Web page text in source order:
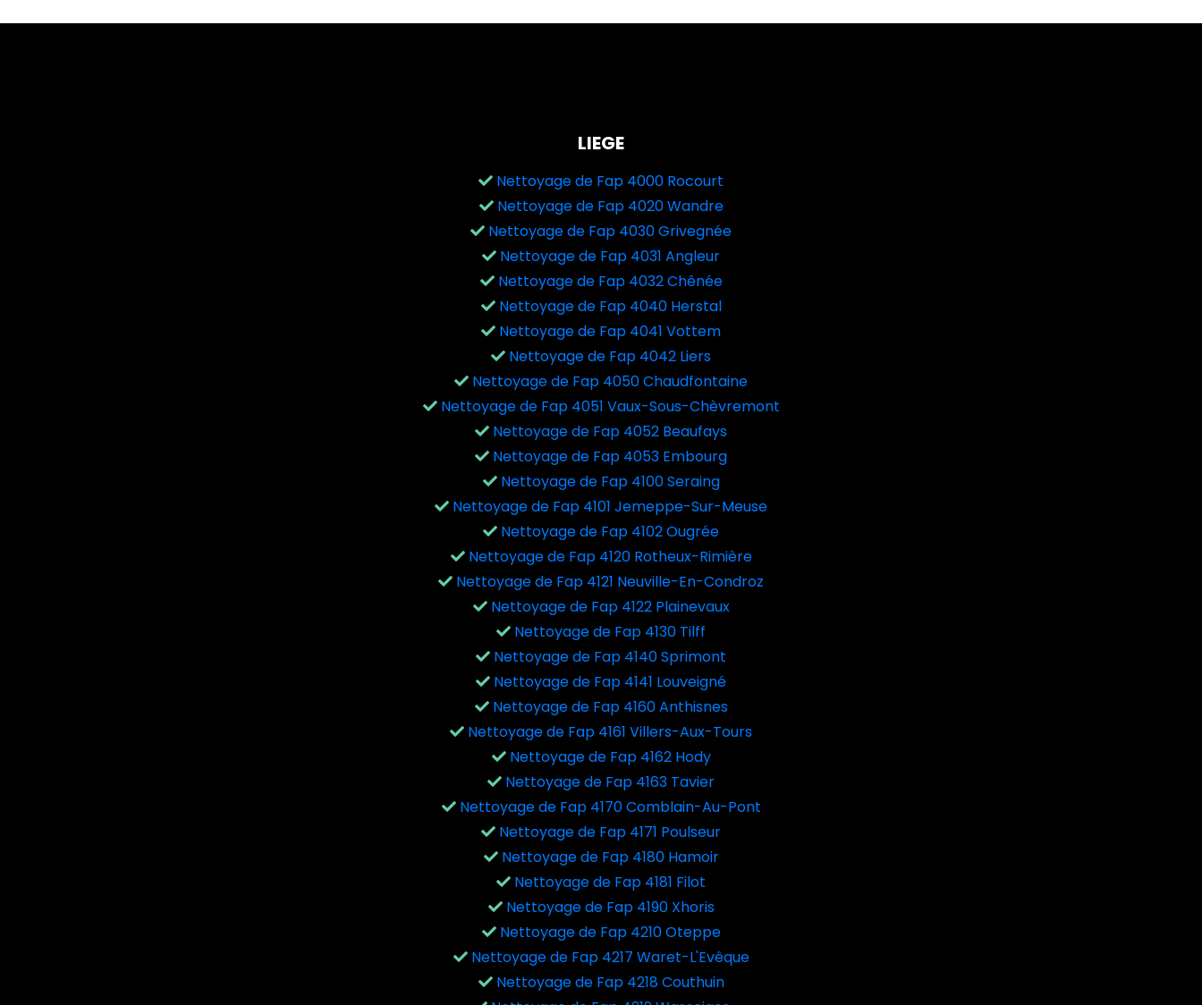
LIEGE
Nettoyage de Fap 4000 Rocourt
Nettoyage de Fap 4020 Wandre
Nettoyage de Fap 4030 Grivegnée
Nettoyage de Fap 4031 Angleur
Nettoyage de Fap 4032 Chênée
Nettoyage de Fap 4040 Herstal
Nettoyage de Fap 4041 Vottem
Nettoyage de Fap 4042 Liers
Nettoyage de Fap 4050 Chaudfontaine
Nettoyage de Fap 4051 Vaux-Sous-Chèvremont
Nettoyage de Fap 4052 Beaufays
Nettoyage de Fap 4053 Embourg
Nettoyage de Fap 4100 Seraing
Nettoyage de Fap 4101 Jemeppe-Sur-Meuse
Nettoyage de Fap 4102 Ougrée
Nettoyage de Fap 4120 Rotheux-Rimière
Nettoyage de Fap 4121 Neuville-En-Condroz
Nettoyage de Fap 4122 Plainevaux
Nettoyage de Fap 4130 Tilff
Nettoyage de Fap 4140 Sprimont
Nettoyage de Fap 4141 Louveigné
Nettoyage de Fap 4160 Anthisnes
Nettoyage de Fap 4161 Villers-Aux-Tours
Nettoyage de Fap 4162 Hody
Nettoyage de Fap 4163 Tavier
Nettoyage de Fap 4170 Comblain-Au-Pont
Nettoyage de Fap 4171 Poulseur
Nettoyage de Fap 4180 Hamoir
Nettoyage de Fap 4181 Filot
Nettoyage de Fap 4190 Xhoris
Nettoyage de Fap 4210 Oteppe
Nettoyage de Fap 4217 Waret-L'Evêque
Nettoyage de Fap 4218 Couthuin